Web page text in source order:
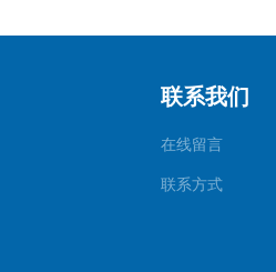
联系我们
在线留言
联系方式